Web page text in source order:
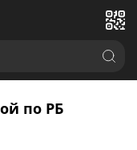
по РБ